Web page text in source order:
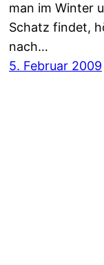
man im Winter
Schatz findet,
nach…
5. Februar 2009